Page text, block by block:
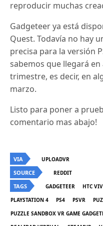
reproducir muchas
Gadgeteer ya está
Quest. Todavía no hay
precisa para la versión
sabemos que llegará
trimestre, es decir, en
marzo.
Listo para poner a
comentario mas abajo!
VIA UPLOADVR
SOURCE REDDIT
TAGS GADGETEER HTC
PLAYSTATION 4
PS4 PSVR
PUZZLE SANDBOX VR GAME